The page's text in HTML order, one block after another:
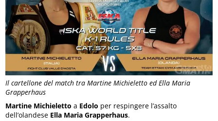
Il cartellone del match tra Martine Michieletto ed Ella Maria
Grapperhaus
Martine Michieletto a Edolo per respingere l’assalto
dell’olandese Ella Maria Grapperhaus.